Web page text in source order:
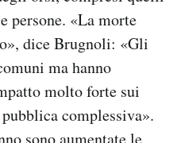
persone. «La morte
dice Brugnoli: «Gli
ma hanno
molto forte sui
complessiva».